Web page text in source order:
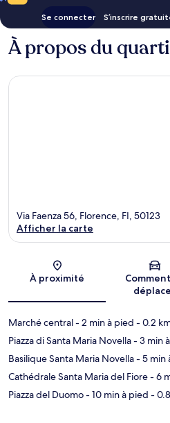
Se connecter S’inscrire
À propos du
Via Faenza 56, Florence, FI, 50123
Afficher la carte
À proximité
Marché central- 2 min à pied - 0.2
Piazza di Santa Maria Novella- 3 min
Basilique Santa Maria Novella- 5 min
Cathédrale Santa Maria del Fiore- 6
Piazza del Duomo- 10 min à pied -